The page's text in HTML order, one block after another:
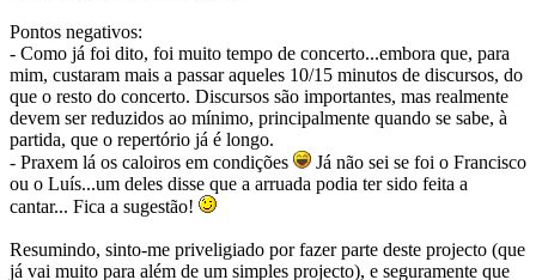
Pontos negativos:
- Como já foi dito, foi muito tempo de concerto...embora que, para
mim, custaram mais a passar aqueles 10/15 minutos de discursos, do
que o resto do concerto. Discursos são importantes, mas realmente
devem ser reduzidos ao mínimo, principalmente quando se sabe, à
partida, que o repertório já é longo.
- Praxem lá os caloiros em condições
Já não sei se foi o Francisco
ou o Luís...um deles disse que a arruada podia ter sido feita a
cantar... Fica a sugestão!
Resumindo, sinto-me priveligiado por fazer parte deste projecto (que
já vai muito para além de um simples projecto), e seguramente que